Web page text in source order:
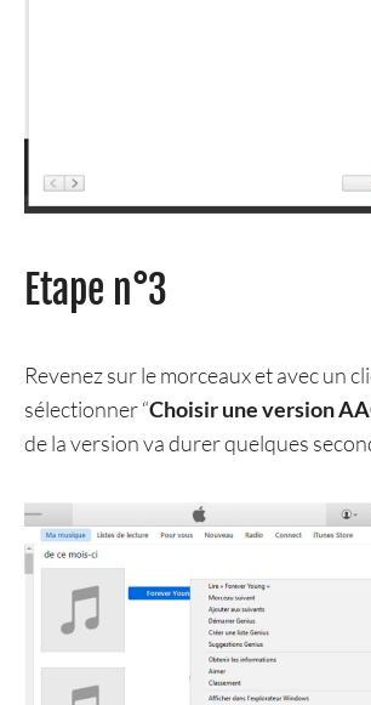
Etape n°3
Revenez sur le morceaux et avec un
sélectionner “Choisir une version
de la version va durer quelques